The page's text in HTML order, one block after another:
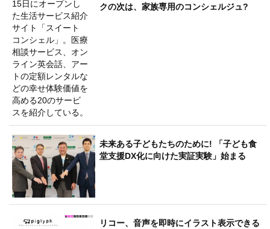
クの次は、家族専用のコンシェルジュ?
未来ある子どもたちのために! 「子ども食
堂支援DX化に向けた実証実験」始まる
リコー、音声を即時にイラスト表示できる